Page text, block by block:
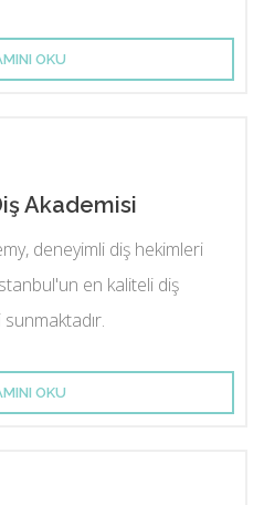
OKU
Akademisi
deneyimli diş hekimleri
en kaliteli diş
OKU